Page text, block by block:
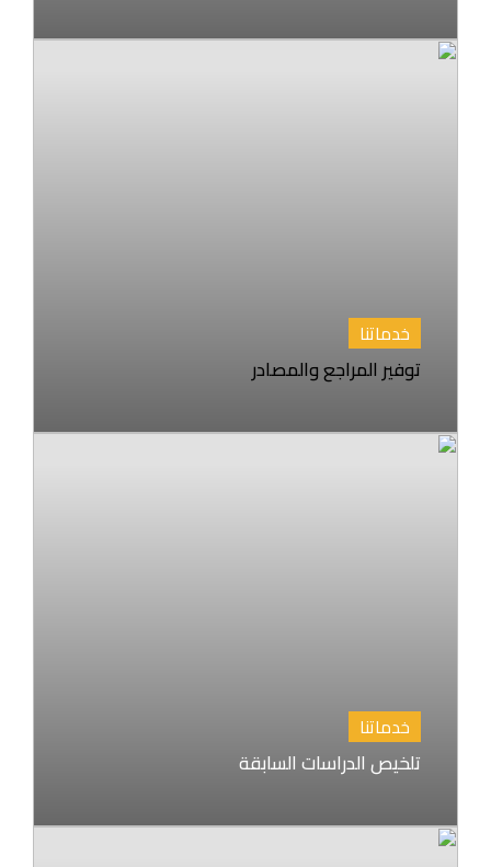
خدماتنا
توفير المراجع والمصادر
خدماتنا
تلخيص الدراسات السابقة